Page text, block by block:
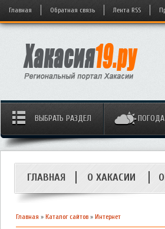
Главная Обратная связь Лента RSS
ВЫБРАТЬ РАЗДЕЛ ПОГОДА
ГЛАВНАЯ О ХАКАСИИ
Главная » Каталог сайтов » Интернет